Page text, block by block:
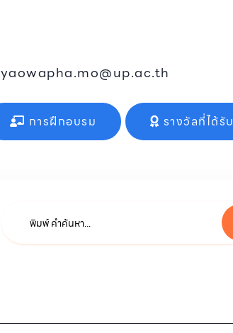
yaowapha.mo@up.ac.th
การฝึกอบรม รางวัลที่ได้รับ